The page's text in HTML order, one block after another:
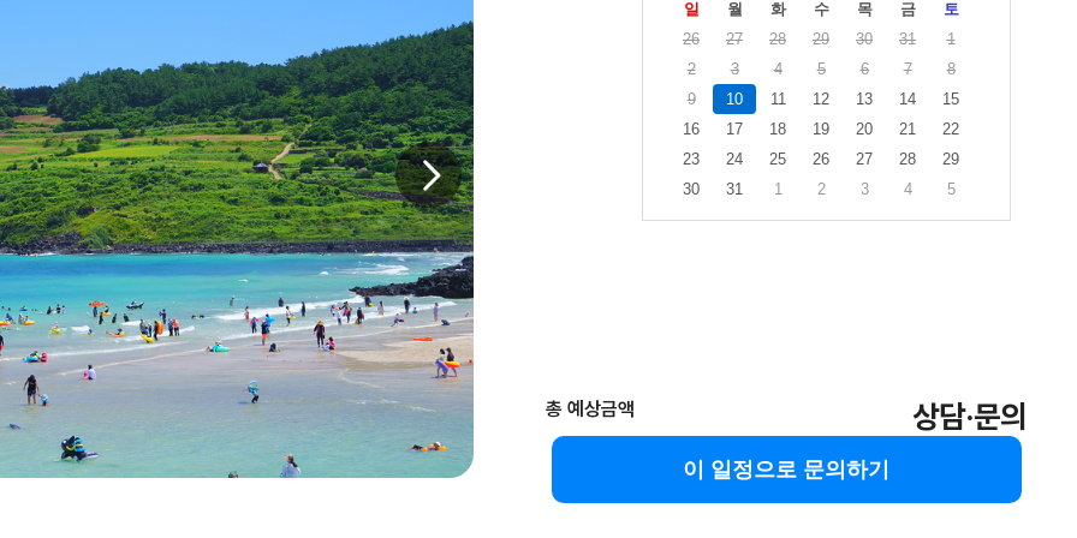
일 월 화 수 목 금
토
26
27 28 29 30 31
1
2
3 4 5 6 7
8
9
10 11 12 13 14
15
16
17 18 19 20 21
22
23
24 25 26 27 28
29
30
31 1 2 3 4 5
총 예상금액 상담·문의
이 일정으로 문의하기